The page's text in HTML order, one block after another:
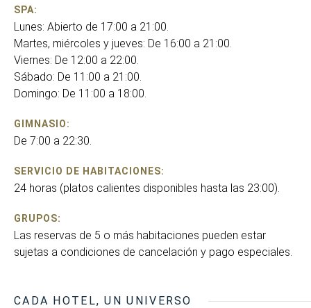
SPA:
Lunes: Abierto de 17:00 a 21:00.
Martes, miércoles y jueves: De 16:00 a 21:00.
Viernes: De 12:00 a 22:00.
Sábado: De 11:00 a 21:00.
Domingo: De 11:00 a 18:00.
GIMNASIO:
De 7:00 a 22:30.
SERVICIO DE HABITACIONES:
24 horas (platos calientes disponibles hasta las 23:00).
GRUPOS:
Las reservas de 5 o más habitaciones pueden estar
sujetas a condiciones de cancelación y pago especiales.
CADA HOTEL, UN UNIVERSO